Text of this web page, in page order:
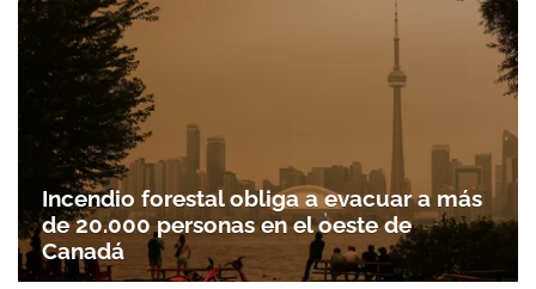
Gracias por suscribirte a nuestro boletín.
Incendio forestal obliga a evacuar a más
de 20.000 personas en el oeste de
Canadá